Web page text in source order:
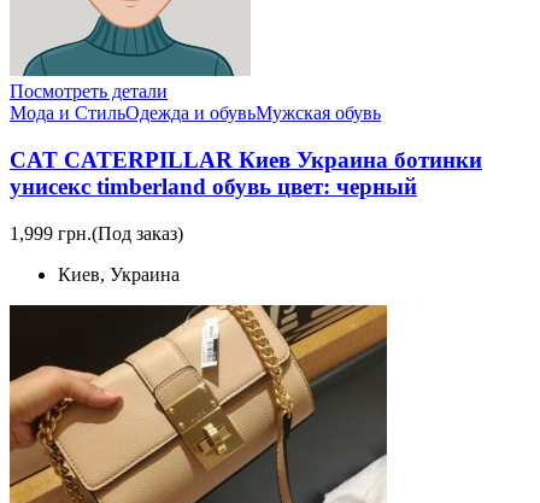
Посмотреть детали
Мода и СтильОдежда и обувьМужская обувь
CAT CATERPILLAR Киев Украина ботинки
унисекс timberland обувь цвет: черный
1,999 грн.(Под заказ)
Киев, Украина